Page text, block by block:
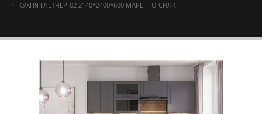
КУХНЯ ГЛЕТЧЕР-02 2140*2400*600 МАРЕНГО СИЛК